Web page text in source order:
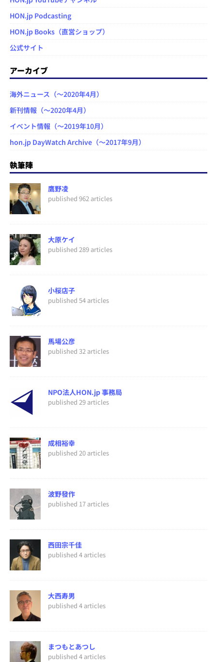
HON.jp Podcasting
HON.jp Books（直営ショップ）
公式サイト
アーカイブ
海外ニュース（～2020年4月）
新刊情報（～2020年4月）
イベント情報（～2019年10月）
hon.jp DayWatch Archive（～2017年9月）
執筆陣
鷹野凌
published 962 articles
大原ケイ
published 289 articles
小桜店子
published 54 articles
馬場公彦
published 32 articles
NPO法人HON.jp 事務局
published 29 articles
成相裕幸
published 20 articles
波野發作
published 17 articles
西田宗千佳
published 4 articles
大西寿男
published 4 articles
まつもとあつし
published 4 articles